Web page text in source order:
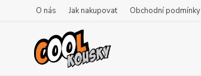
O nás Jak nakupovat Obchodní podmínky